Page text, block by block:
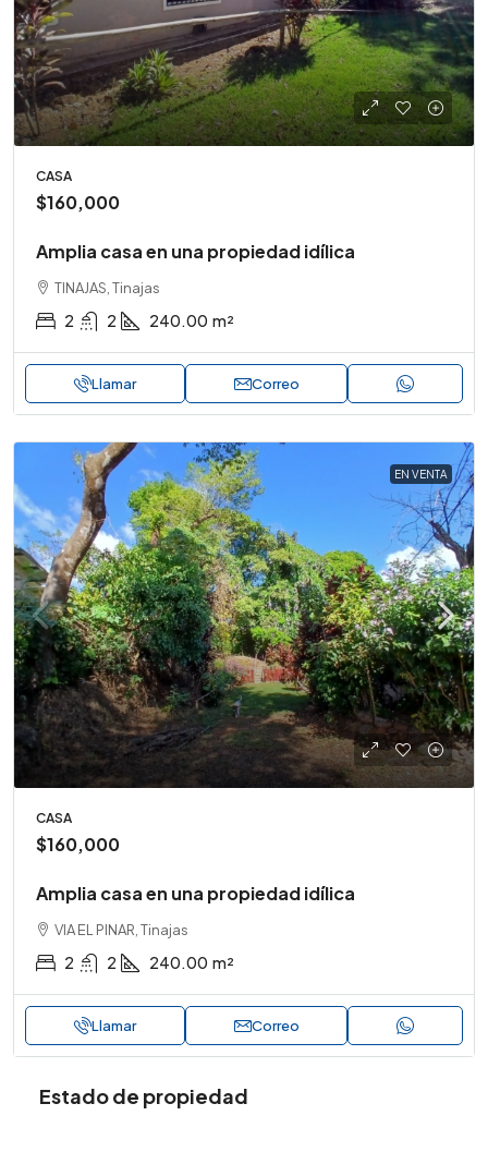
CASA
$160,000
Amplia casa en una propiedad idílica
TINAJAS, Tinajas
2 2 240.00 m²
Llamar Correo
EN VENTA
CASA
$160,000
Amplia casa en una propiedad idílica
VIA EL PINAR, Tinajas
2 2 240.00 m²
Llamar Correo
Estado de propiedad